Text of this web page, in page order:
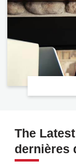
The
dernières